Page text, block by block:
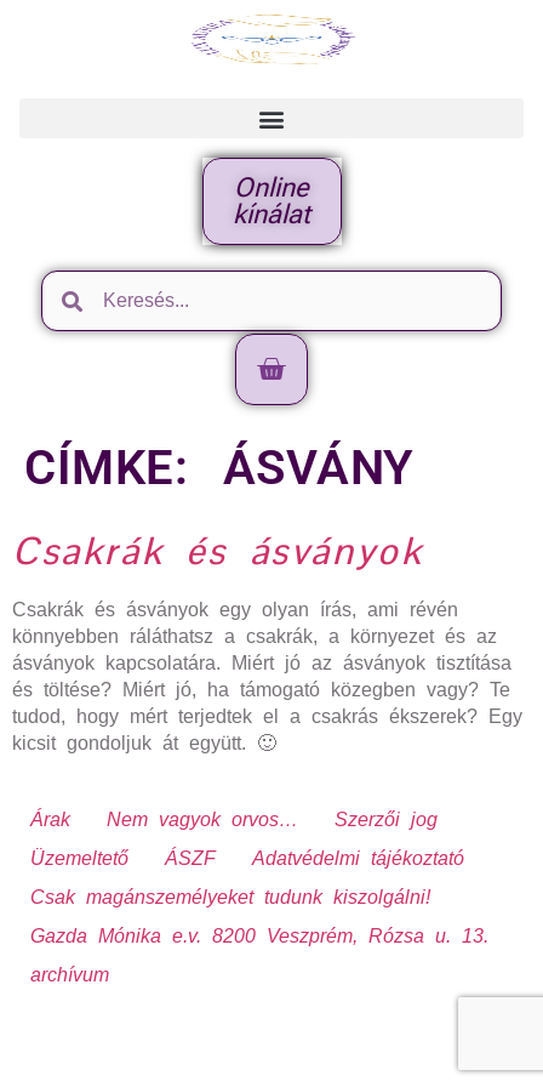
Online
kínálat
CÍMKE: ÁSVÁNY
Csakrák és ásványok
Csakrák és ásványok egy olyan írás, ami révén
könnyebben ráláthatsz a csakrák, a környezet és az
ásványok kapcsolatára. Miért jó az ásványok tisztítása
és töltése? Miért jó, ha támogató közegben vagy? Te
tudod, hogy mért terjedtek el a csakrás ékszerek? Egy
kicsit gondoljuk át együtt. 🙂
Árak Nem vagyok orvos…
Szerzői jog
Üzemeltető
ÁSZF
Adatvédelmi tájékoztató
Csak magánszemélyeket tudunk kiszolgálni!
Gazda Mónika e.v. 8200 Veszprém, Rózsa u. 13.
archívum